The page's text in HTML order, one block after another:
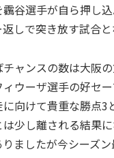
谷選手が自ら押し
しで突き放す試合と
ャンスの数は大阪
ウーザ選手の好セ
向けて貴重な勝点3
少し離される結果
ましたが今シーズ